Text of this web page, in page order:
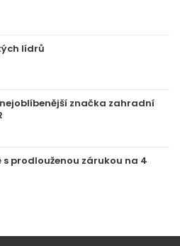
lídrů
nejoblíbenější značka zahradní
s prodlouženou zárukou na 4